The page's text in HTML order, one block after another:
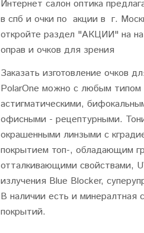
Интернет салон оптика
в спб и очки по акции в г.
откройте раздел "АКЦИИ" на
оправ и очков для зрения
Заказать изготовление очков
PolarOne можно с любым типом
астигматическими,
офисными - рецептурными.
окрашенными линзыми с
покрытием топ-, обладающим
отталкивающими свойствами,
излучения Blue Blocker,
В наличии есть и минералтная
покрытий.